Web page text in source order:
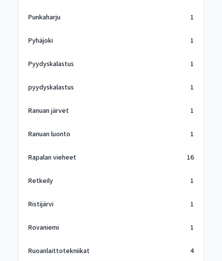
Punkaharju 1
Pyhäjoki 1
Pyydyskalastus 1
pyydyskalastus 1
Ranuan järvet 1
Ranuan luonto 1
Rapalan vieheet 16
Retkeily 1
Ristijärvi 1
Rovaniemi 1
Ruoanlaittotekniikat 4